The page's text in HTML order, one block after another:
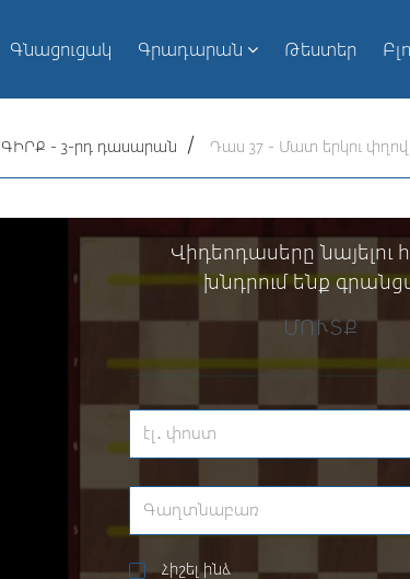
Գնացուցակ Գրադարան Թեստեր
ԳԻՐՔ - 3-րդ դասարան Դաս 37 - Մատ երկու փղով
Վիդեոդասերը նայելու
խնդրում ենք
ՄՈՒՏՔ
Հիշել ինձ